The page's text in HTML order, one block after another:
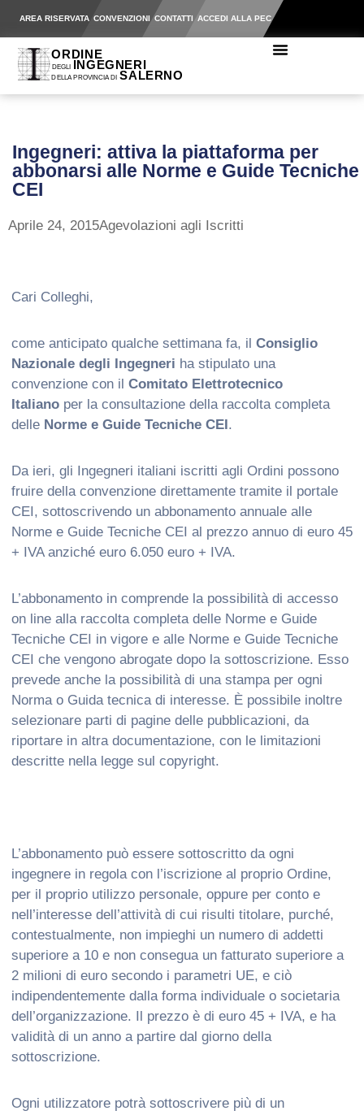
AREA RISERVATA CONVENZIONI CONTATTI ACCEDI ALLA PEC
Ingegneri: attiva la piattaforma per
abbonarsi alle Norme e Guide Tecniche
CEI
Aprile 24, 2015Agevolazioni agli Iscritti
Cari Colleghi,
come anticipato qualche settimana fa, il Consiglio
Nazionale degli Ingegneri ha stipulato una
convenzione con il Comitato Elettrotecnico
Italianoper la consultazione della raccolta completa
delle Norme e Guide Tecniche CEI.
Da ieri, gli Ingegneri italiani iscritti agli Ordini possono
fruire della convenzione direttamente tramite il portale
CEI, sottoscrivendo un abbonamento annuale alle
Norme e Guide Tecniche CEI al prezzo annuo di euro 45
+ IVA anziché euro 6.050 euro + IVA.
L’abbonamento in comprende la possibilità di accesso
on line alla raccolta completa delle Norme e Guide
Tecniche CEI in vigore e alle Norme e Guide Tecniche
CEI che vengono abrogate dopo la sottoscrizione. Esso
prevede anche la possibilità di una stampa per ogni
Norma o Guida tecnica di interesse. È possibile inoltre
selezionare parti di pagine delle pubblicazioni, da
riportare in altra documentazione, con le limitazioni
descritte nella legge sul copyright.
L’abbonamento può essere sottoscritto da ogni
ingegnere in regola con l’iscrizione al proprio Ordine,
per il proprio utilizzo personale, oppure per conto e
nell’interesse dell’attività di cui risulti titolare, purché,
contestualmente, non impieghi un numero di addetti
superiore a 10 e non consegua un fatturato superiore a
2 milioni di euro secondo i parametri UE, e ciò
indipendentemente dalla forma individuale o societaria
dell’organizzazione. Il prezzo è di euro 45 + IVA, e ha
validità di un anno a partire dal giorno della
sottoscrizione.
Ogni utilizzatore potrà sottoscrivere più di un